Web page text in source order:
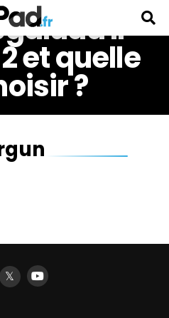
II
et quelle
?
𝕏